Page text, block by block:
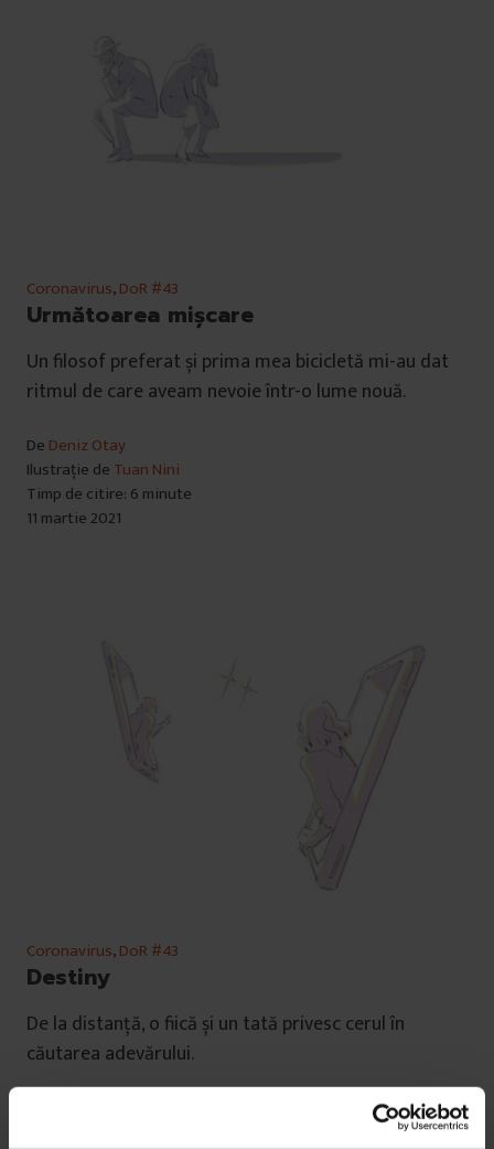
Coronavirus,DoR #43
Următoarea mișcare
Un filosof preferat și prima mea bicicletă mi-au dat
ritmul de care aveam nevoie într-o lume nouă.
De Deniz Otay
Ilustrație de Tuan Nini
Timp de citire: 6 minute
11 martie 2021
Coronavirus,DoR #43
Destiny
De la distanță, o fiică și un tată privesc cerul în
căutarea adevărului.